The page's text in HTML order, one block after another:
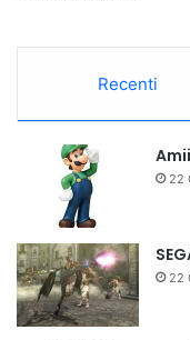
Recenti
22
22